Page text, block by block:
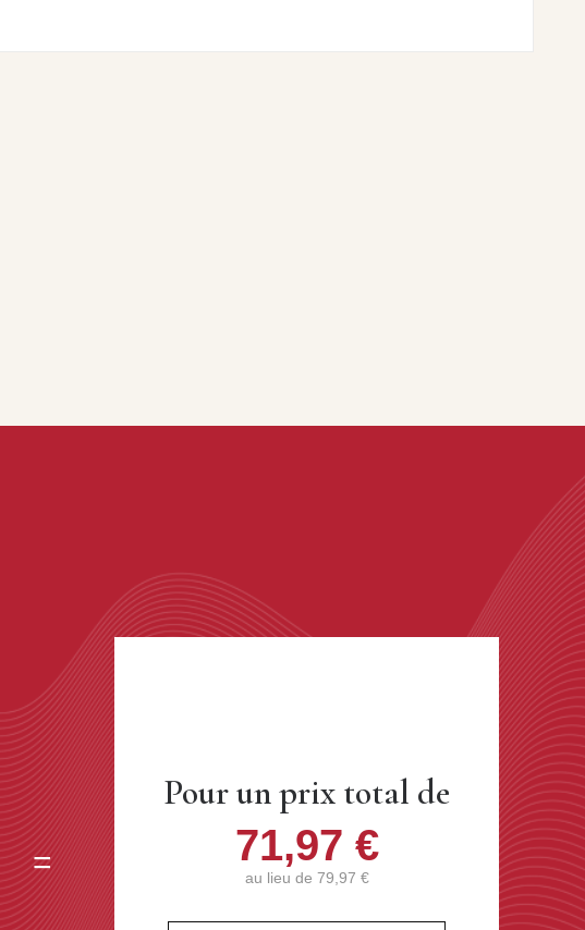
=
Pour un prix total de
71,97 €
au lieu de 79,97 €